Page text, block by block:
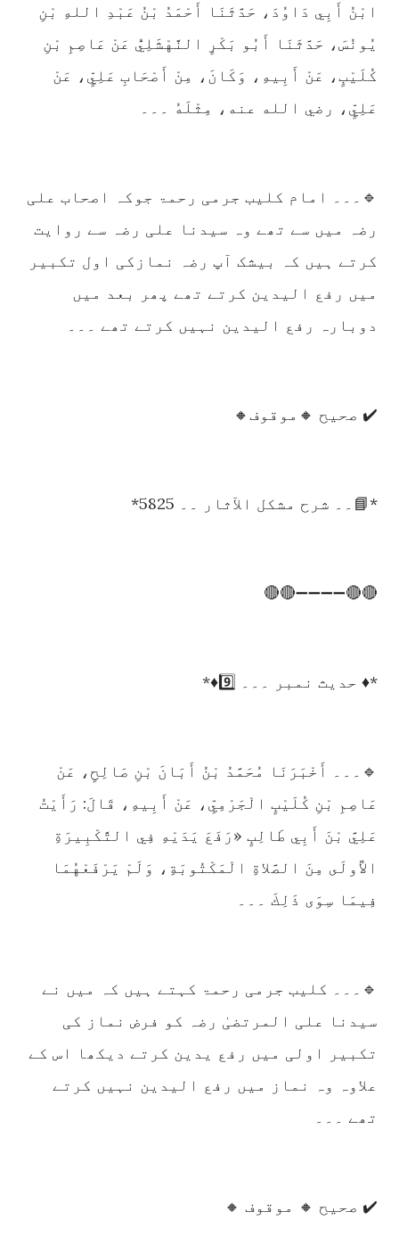
ابْنُ أَبِي دَاوُدَ، حَدَّثَنَا أَحْمَدُ بْنُ عَبْدِ اللهِ بْنِ
يُونُسَ، حَدَّثَنَا أَبُو بَكْرٍ النَّهْشَلِيُّ عَنْ عَاصِمِ بْنِ
كُلَيْبٍ، عَنْ أَبِيهِ، وَكَانَ، مِنْ أَصْحَابِ عَلِيٍّ، عَنْ
عَلِيٍّ، رضي الله عنه، مِثْلَهُ ۔۔۔
🔹۔۔۔ امام کلیب جرمی رحمۃ جوکہ اصحاب علی
رضہ میں سے تھے وہ سیدنا علی رضہ سے روایت
کرتے ہیں کہ بیشک آپ رضہ نمازکی اول تکبیر
میں رفع الیدین کرتے تھے پھر بعد میں
دوبارہ رفع الیدین نہیں کرتے تھے ۔۔۔
✔️ صحیح 🔸موقوف🔸
*📘۔۔ شرح مشکل الآثار ۔۔ 5825*
🔴🔴➖➖➖➖🔴🔴
*♦️ حدیث نمبر ۔۔۔ 9️⃣♦️*
🔹۔۔۔ أَخْبَرَنَا مُحَمَّدُ بْنُ أَبَانَ بْنِ صَالِحٍ، عَنْ
عَاصِمِ بْنِ كُلَيْبٍ الْجَرْمِيِّ، عَنْ أَبِيهِ، قَالَ: رَأَيْتُ
عَلِيَّ بْنَ أَبِي طَالِبٍ «رَفَعَ يَدَيْهِ فِي التَّكْبِيرَةِ
الأُولَى مِنَ الصَّلاةِ الْمَكْتُوبَةِ، وَلَمْ يَرْفَعْهُمَا
فِيمَا سِوَى ذَلِكَ ۔۔۔
🔹۔۔۔ کلیب جرمی رحمۃ کہتے ہیں کہ میں نے
سیدنا علی المرتضیٰ رضہ کو فرض نماز کی
تکبیر اولی میں رفع یدین کرتے دیکھا اس کے
علاوہ وہ نماز میں رفع الیدین نہیں کرتے
تھے ۔۔۔
✔️ صحیح 🔸 موقوف 🔸